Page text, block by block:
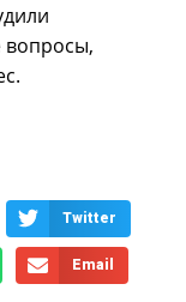
вопросы,
Twitter
Email